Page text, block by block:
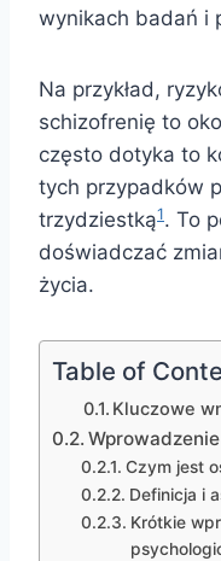
wynikach badań i
Na przykład,
schizofrenię to
często dotyka to
tych przypadków
trzydziestką1. To
doświadczać
życia.
Table of
Kluczowe
Czym jest
Definicja i
Krótkie